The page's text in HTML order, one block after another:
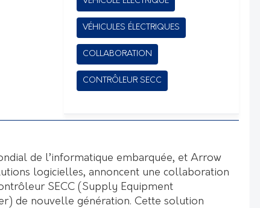
VÉHICULES ÉLECTRIQUES
COLLABORATION
CONTRÔLEUR SECC
de l’informatique embarquée, et Arrow
logicielles, annoncent une collaboration
SECC (Supply Equipment
de nouvelle génération. Cette solution